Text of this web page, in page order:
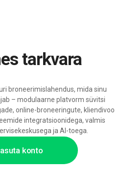
konto
tarkvara
broneerimislahendus, mida sinu
– modulaarne platvorm süvitsi
online-broneeringute, kliendivoo
integratsioonidega, valmis
ja AI-toega.